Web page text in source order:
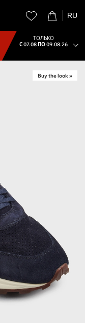
RU
ТОЛЬКО
С 07.08 ПО 09.08.26
Buy the look »